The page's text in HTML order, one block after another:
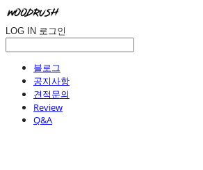
LOG IN 로그인
블로그
공지사항
견적문의
Review
Q&A